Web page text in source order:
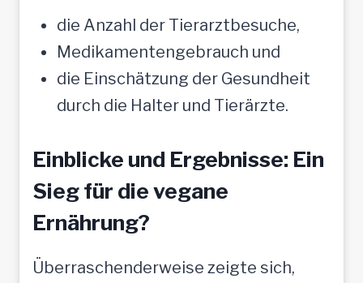
die Anzahl der Tierarztbesuche,
Medikamentengebrauch und
die Einschätzung der Gesundheit
durch die Halter und Tierärzte.
Einblicke und Ergebnisse: Ein
Sieg für die vegane
Ernährung?
Überraschenderweise zeigte sich,